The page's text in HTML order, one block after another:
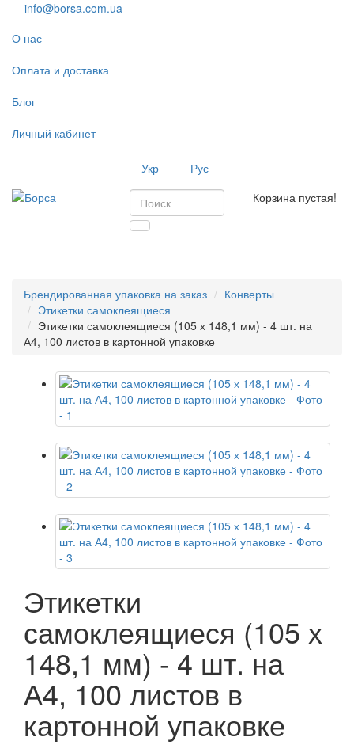
info@borsa.com.ua
О нас
Оплата и доставка
Блог
Личный кабинет
Укр
Рус
Корзина пустая!
Брендированная упаковка на заказ
Конверты
Этикетки самоклеящиеся
Этикетки самоклеящиеся (105 х 148,1 мм) - 4 шт. на
А4, 100 листов в картонной упаковке
Этикетки
самоклеящиеся (105 х
148,1 мм) - 4 шт. на
А4, 100 листов в
картонной упаковке